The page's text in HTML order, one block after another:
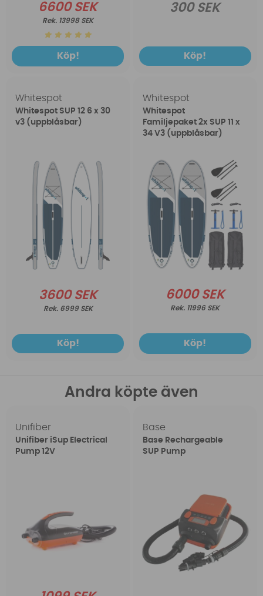
6600 SEK
13998 SEK
Köp!
300 SEK
Köp!
Whitespot
Whitespot SUP 12 6 x 30
v3 (uppblåsbar)
3600 SEK
6999 SEK
Köp!
Whitespot
Whitespot
Familjepaket 2x SUP 11 x
34 V3 (uppblåsbar)
6000 SEK
11996 SEK
Köp!
Andra köpte även
Unifiber
Unifiber iSup Electrical
Pump 12V
Base
Base Rechargeable
SUP Pump